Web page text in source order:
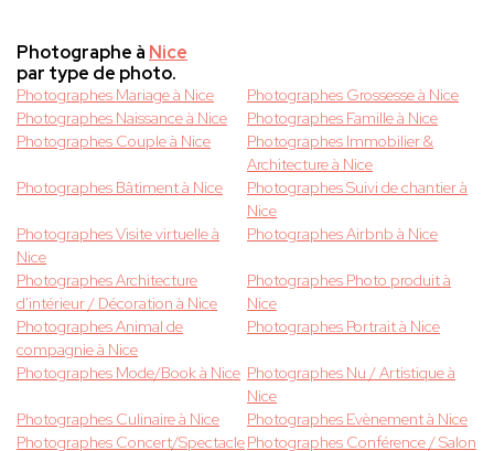
Photographe à Nice
par type de photo.
Photographes Mariage à Nice
Photographes Grossesse à Nice
Photographes Naissance à Nice
Photographes Famille à Nice
Photographes Couple à Nice
Photographes Immobilier &
Architecture à Nice
Photographes Bâtiment à Nice
Photographes Suivi de chantier à
Nice
Photographes Visite virtuelle à
Nice
Photographes Airbnb à Nice
Photographes Architecture
d'intérieur / Décoration à Nice
Photographes Photo produit à
Nice
Photographes Animal de
compagnie à Nice
Photographes Portrait à Nice
Photographes Mode/Book à Nice Photographes Nu / Artistique à
Nice
Photographes Culinaire à Nice
Photographes Evènement à Nice
Photographes Concert/SpectaclePhotographes Conférence / Salon